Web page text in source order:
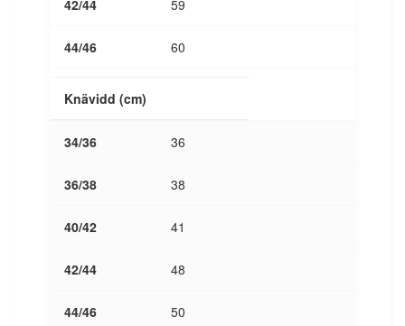
59
60
Knävidd (cm)
36
38
41
48
50